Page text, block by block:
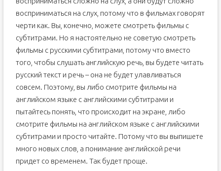
восприниматься на слух, потому что в фильмах говорят
черти как. Вы, конечно, можете смотреть фильмы с
субтитрами. Но я настоятельно не советую смотреть
фильмы с русскими субтитрами, потому что вместо
того, чтобы слушать английскую речь, вы будете читать
русский текст и речь – она не будет улавливаться
совсем. Поэтому, вы либо смотрите фильмы на
английском языке с английскими субтитрами и
пытайтесь понять, что происходит на экране, либо
смотрите фильмы на английском языке с английскими
субтитрами и просто читайте. Потому что вы выпишете
много новых слов, а понимание английской речи
придет со временем. Так будет проще.